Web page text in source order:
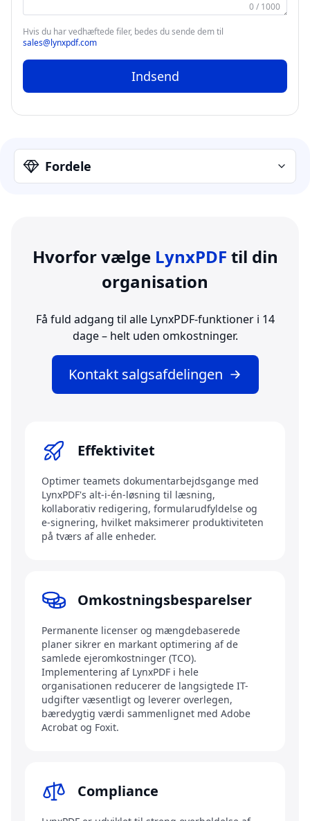
0 / 1000
Hvis du har vedhæftede filer, bedes du sende dem til
sales@lynxpdf.com
Indsend
Fordele
Hvorfor vælge LynxPDF til din
organisation
Kontakt salgsafdelingen
Få fuld adgang til alle LynxPDF-funktioner i 14
dage – helt uden omkostninger.
Effektivitet
Optimer teamets dokumentarbejdsgange med
LynxPDF's alt-i-én-løsning til læsning,
kollaborativ redigering, formularudfyldelse og
e-signering, hvilket maksimerer produktiviteten
på tværs af alle enheder.
Omkostningsbesparelser
Permanente licenser og mængdebaserede
planer sikrer en markant optimering af de
samlede ejeromkostninger (TCO).
Implementering af LynxPDF i hele
organisationen reducerer de langsigtede IT-
udgifter væsentligt og leverer overlegen,
bæredygtig værdi sammenlignet med Adobe
Acrobat og Foxit.
Compliance